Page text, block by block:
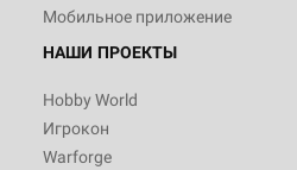
Мобильное приложение
НАШИ ПРОЕКТЫ
Hobby World
Игрокон
Warforge